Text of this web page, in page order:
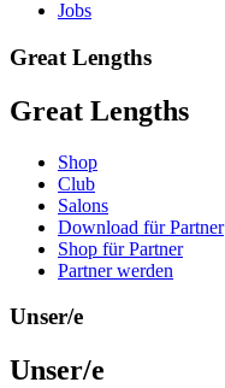
Jobs
Great Lengths
Great Lengths
Shop
Club
Salons
Download für Partner
Shop für Partner
Partner werden
Unser/e
Unser/e